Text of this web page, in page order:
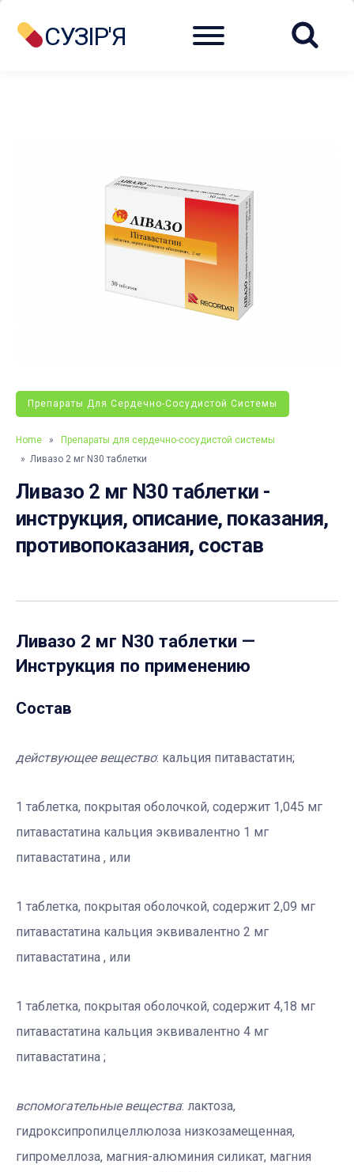
СУЗІР'Я Menu
Препараты Для Сердечно-Сосудистой Системы
Home »
Препараты для сердечно-сосудистой системы
» Ливазо 2 мг N30 таблетки
Ливазо 2 мг N30 таблетки -
инструкция, описание, показания,
противопоказания, состав
Ливазо 2 мг N30 таблетки —
Инструкция по применению
Состав
действующее вещество: кальция питавастатин;
1 таблетка, покрытая оболочкой, содержит 1,045 мг
питавастатина кальция эквивалентно 1 мг
питавастатина , или
1 таблетка, покрытая оболочкой, содержит 2,09 мг
питавастатина кальция эквивалентно 2 мг
питавастатина , или
1 таблетка, покрытая оболочкой, содержит 4,18 мг
питавастатина кальция эквивалентно 4 мг
питавастатина ;
вспомогательные вещества: лактоза,
гидроксипропилцеллюлоза низкозамещенная,
гипромеллоза, магния-алюминия силикат, магния